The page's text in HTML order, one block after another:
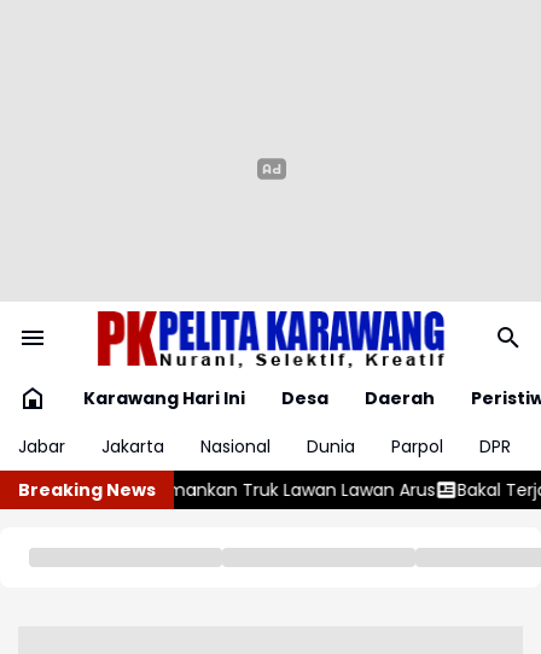
Karawang Hari Ini Desa Daerah
Jabar
Jakarta Nasional Dunia Parpol
DPR
Breaking News
Arus Bakal Terjadi Gerhana Matahari Total 12 Agustus 2026